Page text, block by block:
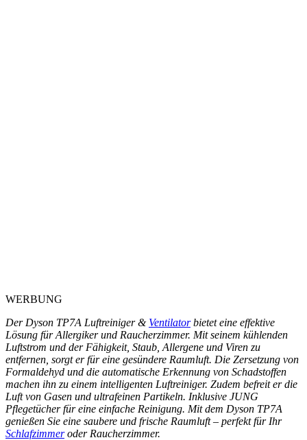
WERBUNG
Der Dyson TP7A Luftreiniger & Ventilatorbietet eine effektive
Lösung für Allergiker und Raucherzimmer. Mit seinem kühlenden
Luftstrom und der Fähigkeit, Staub, Allergene und Viren zu
entfernen, sorgt er für eine gesündere Raumluft. Die Zersetzung von
Formaldehyd und die automatische Erkennung von Schadstoffen
machen ihn zu einem intelligenten Luftreiniger. Zudem befreit er die
Luft von Gasen und ultrafeinen Partikeln. Inklusive JUNG
Pflegetücher für eine einfache Reinigung. Mit dem Dyson TP7A
genießen Sie eine saubere und frische Raumluft – perfekt für Ihr
Schlafzimmeroder Raucherzimmer.